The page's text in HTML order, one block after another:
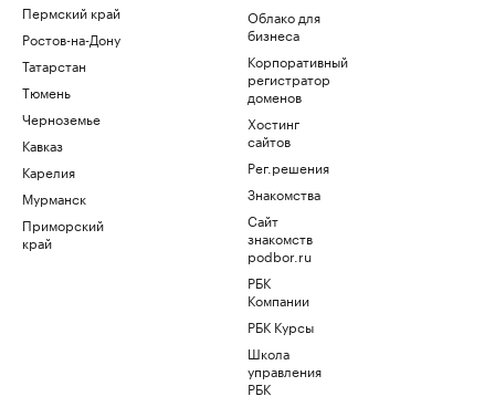
Пермский край
Ростов-на-Дону
Татарстан
Тюмень
Черноземье
Кавказ
Карелия
Мурманск
Приморский
край
Облако для
бизнеса
Корпоративный
регистратор
доменов
Хостинг
сайтов
Рег.решения
Знакомства
Сайт
знакомств
podbor.ru
РБК
Компании
РБК Курсы
Школа
управления
РБК